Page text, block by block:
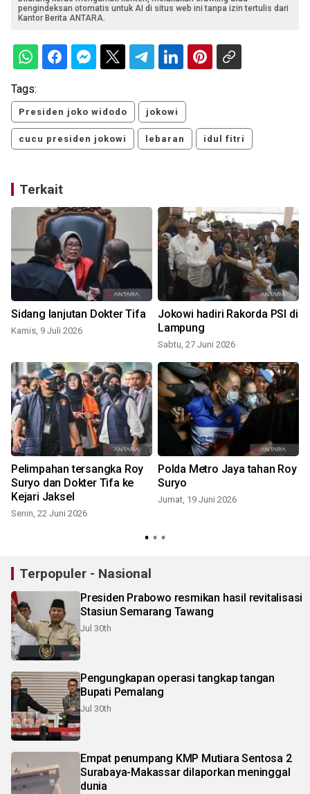
pengindeksan otomatis untuk AI di situs web ini tanpa izin tertulis dari
Kantor Berita ANTARA.
Tags:
Presiden joko widodo jokowi
cucu presiden jokowi lebaran idul fitri
Terkait
Sidang lanjutan Dokter Tifa
Kamis, 9 Juli 2026
Jokowi hadiri Rakorda PSI di
Lampung
Sabtu, 27 Juni 2026
Pelimpahan tersangka Roy
Suryo dan Dokter Tifa ke
Kejari Jaksel
Senin, 22 Juni 2026
Polda Metro Jaya tahan Roy
Suryo
Jumat, 19 Juni 2026
Terpopuler - Nasional
Presiden Prabowo resmikan hasil revitalisasi
Stasiun Semarang Tawang
Jul 30th
Pengungkapan operasi tangkap tangan
Bupati Pemalang
Jul 30th
Empat penumpang KMP Mutiara Sentosa 2
Surabaya-Makassar dilaporkan meninggal
dunia